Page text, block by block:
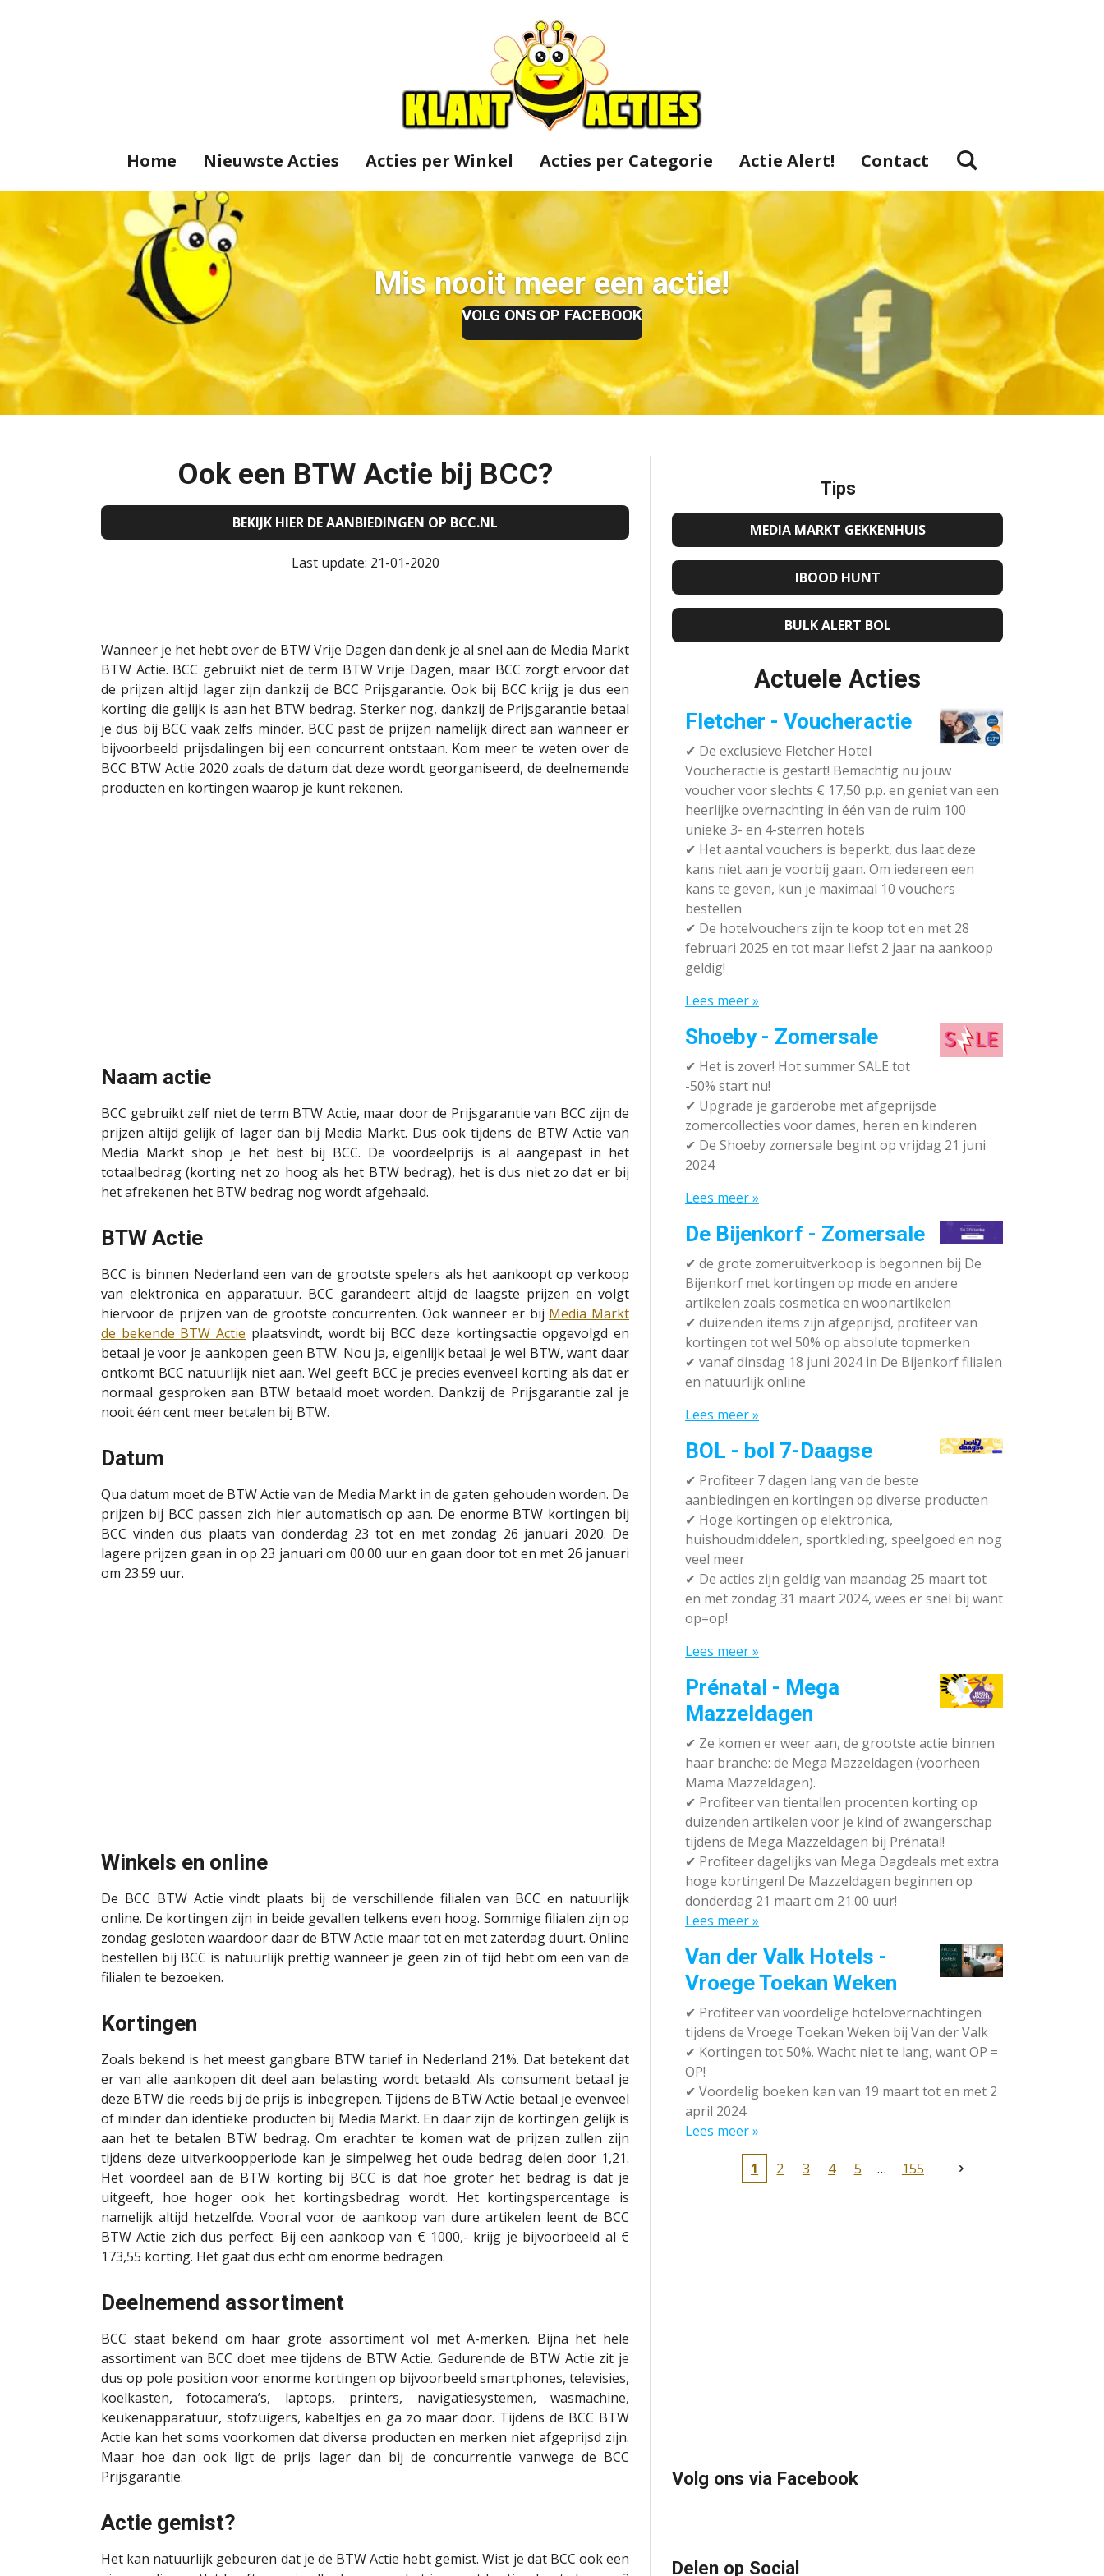
Home Nieuwste Acties Acties per Winkel Acties per Categorie Actie Alert! Contact
Mis nooit meer een actie!
VOLG ONS OP FACEBOOK
Ook een BTW Actie bij BCC?
BEKIJK HIER DE AANBIEDINGEN OP BCC.NL
Last update: 21-01-2020
Wanneer je het hebt over de BTW Vrije Dagen dan denk je al snel aan de Media Markt
BTW Actie. BCC gebruikt niet de term BTW Vrije Dagen, maar BCC zorgt ervoor dat
de prijzen altijd lager zijn dankzij de BCC Prijsgarantie. Ook bij BCC krijg je dus een
korting die gelijk is aan het BTW bedrag. Sterker nog, dankzij de Prijsgarantie betaal
je dus bij BCC vaak zelfs minder. BCC past de prijzen namelijk direct aan wanneer er
bijvoorbeeld prijsdalingen bij een concurrent ontstaan. Kom meer te weten over de
BCC BTW Actie 2020 zoals de datum dat deze wordt georganiseerd, de deelnemende
producten en kortingen waarop je kunt rekenen.
Naam actie
BCC gebruikt zelf niet de term BTW Actie, maar door de Prijsgarantie van BCC zijn de
prijzen altijd gelijk of lager dan bij Media Markt. Dus ook tijdens de BTW Actie van
Media Markt shop je het best bij BCC. De voordeelprijs is al aangepast in het
totaalbedrag (korting net zo hoog als het BTW bedrag), het is dus niet zo dat er bij
het afrekenen het BTW bedrag nog wordt afgehaald.
BTW Actie
BCC is binnen Nederland een van de grootste spelers als het aankoopt op verkoop
van elektronica en apparatuur. BCC garandeert altijd de laagste prijzen en volgt
hiervoor de prijzen van de grootste concurrenten. Ook wanneer er bij Media Markt
de bekende BTW Actie plaatsvindt, wordt bij BCC deze kortingsactie opgevolgd en
betaal je voor je aankopen geen BTW. Nou ja, eigenlijk betaal je wel BTW, want daar
ontkomt BCC natuurlijk niet aan. Wel geeft BCC je precies evenveel korting als dat er
normaal gesproken aan BTW betaald moet worden. Dankzij de Prijsgarantie zal je
nooit één cent meer betalen bij BTW.
Datum
Qua datum moet de BTW Actie van de Media Markt in de gaten gehouden worden. De
prijzen bij BCC passen zich hier automatisch op aan. De enorme BTW kortingen bij
BCC vinden dus plaats van donderdag 23 tot en met zondag 26 januari 2020. De
lagere prijzen gaan in op 23 januari om 00.00 uur en gaan door tot en met 26 januari
om 23.59 uur.
Winkels en online
De BCC BTW Actie vindt plaats bij de verschillende filialen van BCC en natuurlijk
online. De kortingen zijn in beide gevallen telkens even hoog. Sommige filialen zijn op
zondag gesloten waardoor daar de BTW Actie maar tot en met zaterdag duurt. Online
bestellen bij BCC is natuurlijk prettig wanneer je geen zin of tijd hebt om een van de
filialen te bezoeken.
Kortingen
Zoals bekend is het meest gangbare BTW tarief in Nederland 21%. Dat betekent dat
er van alle aankopen dit deel aan belasting wordt betaald. Als consument betaal je
deze BTW die reeds bij de prijs is inbegrepen. Tijdens de BTW Actie betaal je evenveel
of minder dan identieke producten bij Media Markt. En daar zijn de kortingen gelijk is
aan het te betalen BTW bedrag. Om erachter te komen wat de prijzen zullen zijn
tijdens deze uitverkoopperiode kan je simpelweg het oude bedrag delen door 1,21.
Het voordeel aan de BTW korting bij BCC is dat hoe groter het bedrag is dat je
uitgeeft, hoe hoger ook het kortingsbedrag wordt. Het kortingspercentage is
namelijk altijd hetzelfde. Vooral voor de aankoop van dure artikelen leent de BCC
BTW Actie zich dus perfect. Bij een aankoop van € 1000,- krijg je bijvoorbeeld al €
173,55 korting. Het gaat dus echt om enorme bedragen.
Deelnemend assortiment
BCC staat bekend om haar grote assortiment vol met A-merken. Bijna het hele
assortiment van BCC doet mee tijdens de BTW Actie. Gedurende de BTW Actie zit je
dus op pole position voor enorme kortingen op bijvoorbeeld smartphones, televisies,
koelkasten, fotocamera’s, laptops, printers, navigatiesystemen, wasmachine,
keukenapparatuur, stofzuigers, kabeltjes en ga zo maar door. Tijdens de BCC BTW
Actie kan het soms voorkomen dat diverse producten en merken niet afgeprijsd zijn.
Maar hoe dan ook ligt de prijs lager dan bij de concurrentie vanwege de BCC
Prijsgarantie.
Actie gemist?
Het kan natuurlijk gebeuren dat je de BTW Actie hebt gemist. Wist je dat BCC ook een
Tips
MEDIA MARKT GEKKENHUIS
IBOOD HUNT
BULK ALERT BOL
Actuele Acties
Fletcher - Voucheractie
✔ De exclusieve Fletcher Hotel
Voucheractie is gestart! Bemachtig nu jouw
voucher voor slechts € 17,50 p.p. en geniet van een
heerlijke overnachting in één van de ruim 100
unieke 3- en 4-sterren hotels
✔ Het aantal vouchers is beperkt, dus laat deze
kans niet aan je voorbij gaan. Om iedereen een
kans te geven, kun je maximaal 10 vouchers
bestellen
✔ De hotelvouchers zijn te koop tot en met 28
februari 2025 en tot maar liefst 2 jaar na aankoop
geldig!
Lees meer »
Shoeby - Zomersale
✔ Het is zover! Hot summer SALE tot
-50% start nu!
✔ Upgrade je garderobe met afgeprijsde
zomercollecties voor dames, heren en kinderen
✔ De Shoeby zomersale begint op vrijdag 21 juni
2024
Lees meer »
De Bijenkorf - Zomersale
✔ de grote zomeruitverkoop is begonnen bij De
Bijenkorf met kortingen op mode en andere
artikelen zoals cosmetica en woonartikelen
✔ duizenden items zijn afgeprijsd, profiteer van
kortingen tot wel 50% op absolute topmerken
✔ vanaf dinsdag 18 juni 2024 in De Bijenkorf filialen
en natuurlijk online
Lees meer »
BOL - bol 7-Daagse
✔ Profiteer 7 dagen lang van de beste
aanbiedingen en kortingen op diverse producten
✔ Hoge kortingen op elektronica,
huishoudmiddelen, sportkleding, speelgoed en nog
veel meer
✔ De acties zijn geldig van maandag 25 maart tot
en met zondag 31 maart 2024, wees er snel bij want
op=op!
Lees meer »
Prénatal - Mega
Mazzeldagen
✔ Ze komen er weer aan, de grootste actie binnen
haar branche: de Mega Mazzeldagen (voorheen
Mama Mazzeldagen).
✔ Profiteer van tientallen procenten korting op
duizenden artikelen voor je kind of zwangerschap
tijdens de Mega Mazzeldagen bij Prénatal!
✔ Profiteer dagelijks van Mega Dagdeals met extra
hoge kortingen! De Mazzeldagen beginnen op
donderdag 21 maart om 21.00 uur!
Lees meer »
Van der Valk Hotels -
Vroege Toekan Weken
✔ Profiteer van voordelige hotelovernachtingen
tijdens de Vroege Toekan Weken bij Van der Valk
✔ Kortingen tot 50%. Wacht niet te lang, want OP =
OP!
✔ Voordelig boeken kan van 19 maart tot en met 2
april 2024
Lees meer »
1 2 3 4 5 155
Volg ons via Facebook
Delen op Social